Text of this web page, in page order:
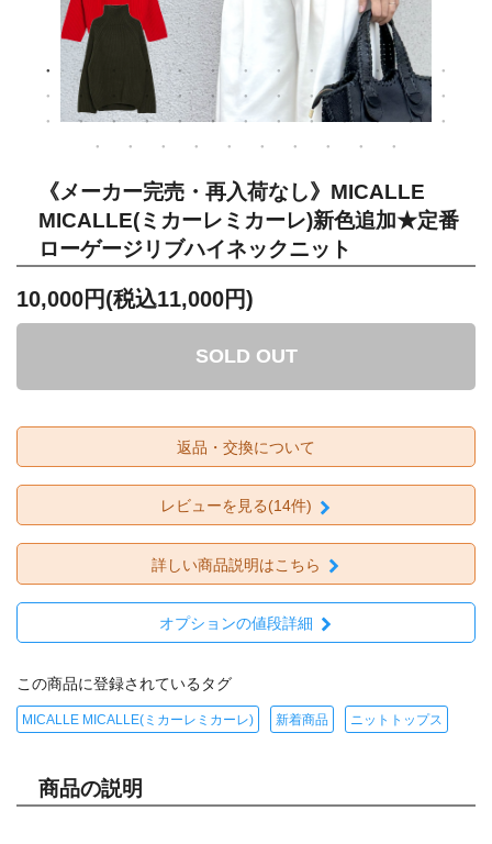
《メーカー完売・再入荷なし》MICALLE
MICALLE(ミカーレミカーレ)新色追加★定番
ローゲージリブハイネックニット
10,000円(税込11,000円)
SOLD OUT
返品・交換について
レビューを見る(14件)
詳しい商品説明はこちら
オプションの値段詳細
この商品に登録されているタグ
MICALLE MICALLE(ミカーレミカーレ) 新着商品 ニットトップス
商品の説明